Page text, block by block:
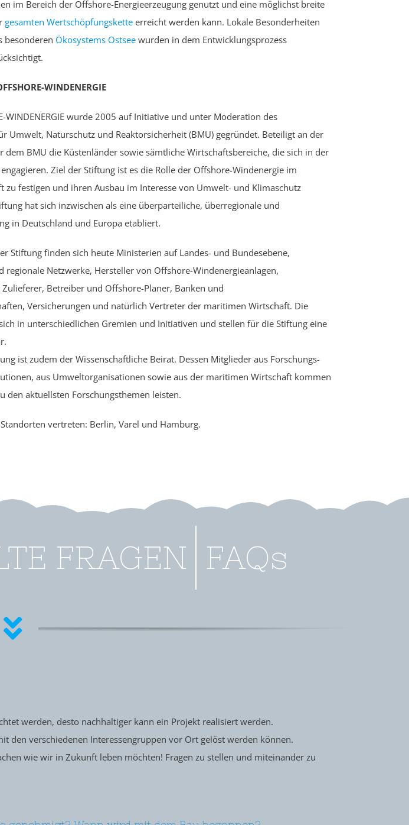
im Bereich der Offshore-Energieerzeugung genutzt und eine möglichst breite
gesamten Wertschöpfungskette erreicht werden kann. Lokale Besonderheiten
besonderen Ökosystems Ostsee wurden in dem Entwicklungsprozess
WINDENERGIE
WINDENERGIE wurde 2005 auf Initiative und unter Moderation des
Umwelt, Naturschutz und Reaktorsicherheit (BMU) gegründet. Beteiligt an der
dem BMU die Küstenländer sowie sämtliche Wirtschaftsbereiche, die sich in der
Ziel der Stiftung ist es die Rolle der Offshore-Windenergie im
zu festigen und ihren Ausbau im Interesse von Umwelt- und Klimaschutz
hat sich inzwischen als eine überparteiliche, überregionale und
in Deutschland und Europa etabliert.
Stiftung finden sich heute Ministerien auf Landes- und Bundesebene,
regionale Netzwerke, Hersteller von Offshore-Windenergieanlagen,
Betreiber und Offshore-Planer, Banken und
Versicherungen und natürlich Vertreter der maritimen Wirtschaft. Die
in unterschiedlichen Gremien und Initiativen und stellen für die Stiftung eine
ist zudem der Wissenschaftliche Beirat. Dessen Mitglieder aus Forschungs-
aus Umweltorganisationen sowie aus der maritimen Wirtschaft kommen
den aktuellsten Forschungsthemen leisten.
vertreten: Berlin, Varel und Hamburg.
FAQs
werden, desto nachhaltiger kann ein Projekt realisiert werden.
den verschiedenen Interessengruppen vor Ort gelöst werden können.
wie wir in Zukunft leben möchten! Fragen zu stellen und miteinander zu